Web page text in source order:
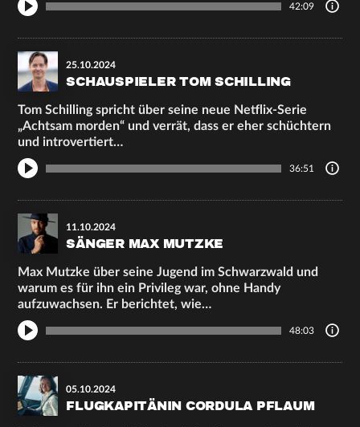
42:09
25.10.2024
SCHAUSPIELER TOM SCHILLING
Tom Schilling spricht über seine neue Netflix-Serie
„Achtsam morden“ und verrät, dass er eher schüchtern
und introvertiert…
36:51
11.10.2024
SÄNGER MAX MUTZKE
Max Mutzke über seine Jugend im Schwarzwald und
warum es für ihn ein Privileg war, ohne Handy
aufzuwachsen. Er berichtet, wie…
48:03
05.10.2024
FLUGKAPITÄNIN CORDULA PFLAUM